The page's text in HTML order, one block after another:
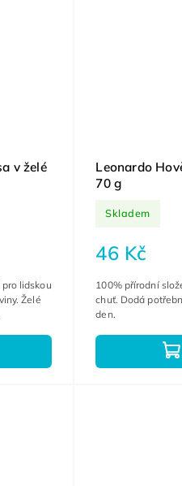
v želé
lidskou
Želé
Leonardo
70 g
Skladem
46 Kč
100% přírodní
chuť. Dodá
den.